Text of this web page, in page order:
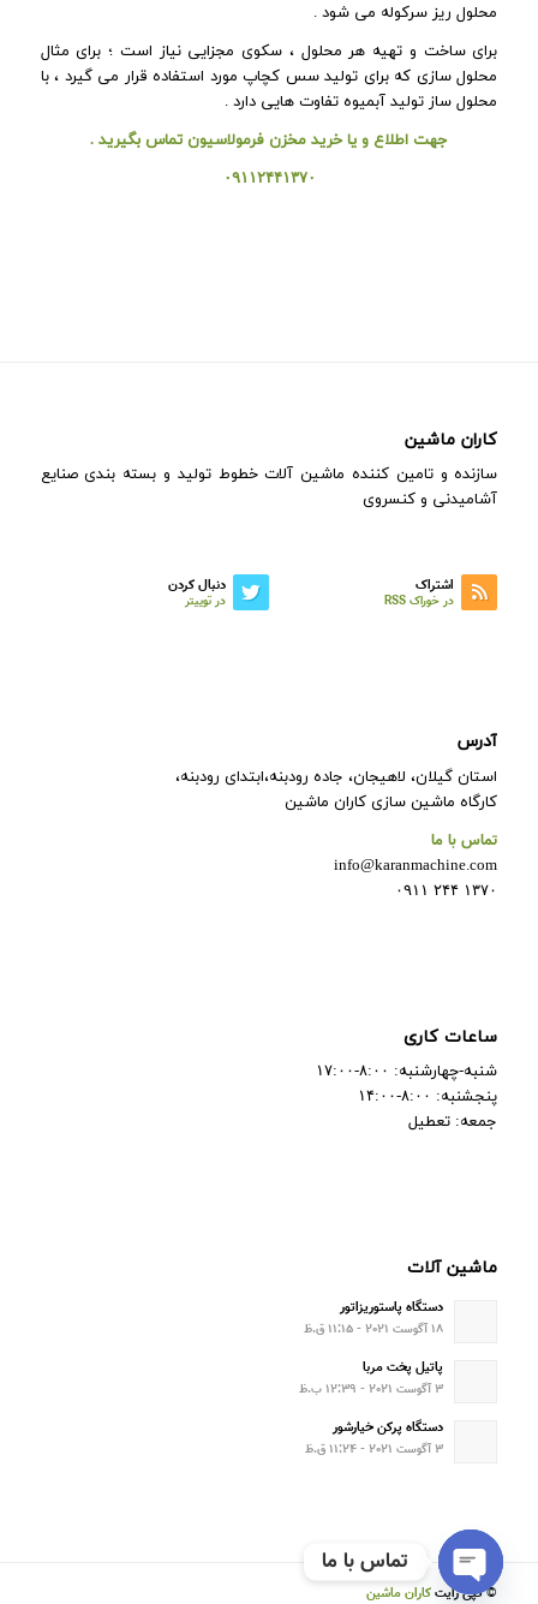
محلول ریز سرکوله می شود .
برای ساخت و تهیه هر محلول ، سکوی مجزایی نیاز است ؛ برای مثال
محلول سازی که برای تولید سس کچاپ مورد استفاده قرار می گیرد ، با
محلول ساز تولید آبمیوه تفاوت هایی دارد .
جهت اطلاع و یا خرید مخزن فرمولاسیون تماس بگیرید .
۰۹۱۱۲۴۴۱۳۷۰
کاران ماشین
سازنده و تامین کننده ماشین آلات خطوط تولید و بسته بندی صنایع
آشامیدنی و کنسروی
دنبال کردن
در توییتر
اشتراک
در خوراک RSS
آدرس
استان گیلان، لاهیجان، جاده رودبنه،ابتدای رودبنه،
کارگاه ماشین سازی کاران ماشین
تماس با ما
info@karanmachine.com
۱۳۷۰ ۲۴۴ ۰۹۱۱
ساعات کاری
شنبه-چهارشنبه: ۸:۰۰-۱۷:۰۰
پنجشنبه: ۸:۰۰-۱۴:۰۰
جمعه: تعطیل
ماشین آلات
دستگاه پاستوریزاتور
۱۸ آگوست ۲۰۲۱ - ۱۱:۱۵ ق.ظ
پاتیل پخت مربا
۳ آگوست ۲۰۲۱ - ۱۲:۳۹ ب.ظ
دستگاه پرکن خیارشور
۳ آگوست ۲۰۲۱ - ۱۱:۲۴ ق.ظ
© کپی رایتکاران ماشین
تماس با ما